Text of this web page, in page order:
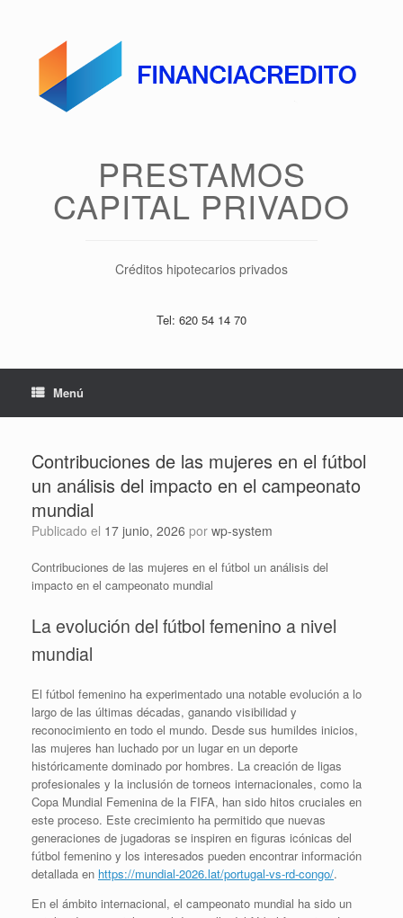
PRESTAMOS
CAPITAL PRIVADO
Créditos hipotecarios privados
Tel: 620 54 14 70
Menú
Contribuciones de las mujeres en el fútbol
un análisis del impacto en el campeonato
mundial
Publicado el 17 junio, 2026 por wp-system
Contribuciones de las mujeres en el fútbol un análisis del
impacto en el campeonato mundial
La evolución del fútbol femenino a nivel
mundial
El fútbol femenino ha experimentado una notable evolución a lo
largo de las últimas décadas, ganando visibilidad y
reconocimiento en todo el mundo. Desde sus humildes inicios,
las mujeres han luchado por un lugar en un deporte
históricamente dominado por hombres. La creación de ligas
profesionales y la inclusión de torneos internacionales, como la
Copa Mundial Femenina de la FIFA, han sido hitos cruciales en
este proceso. Este crecimiento ha permitido que nuevas
generaciones de jugadoras se inspiren en figuras icónicas del
fútbol femenino y los interesados pueden encontrar información
detallada en https://mundial-2026.lat/portugal-vs-rd-congo/.
En el ámbito internacional, el campeonato mundial ha sido un